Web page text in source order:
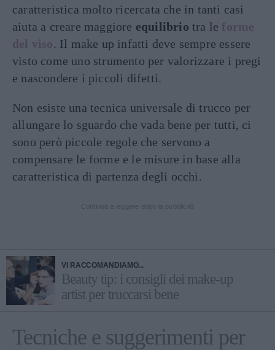
caratteristica molto ricercata che in tanti casi
aiuta a creare maggiore equilibrio tra le forme
del viso. Il make up infatti deve sempre essere
visto come uno strumento per valorizzare i pregi
e nascondere i piccoli difetti.
Non esiste una tecnica universale di trucco per
allungare lo sguardo che vada bene per tutti, ci
sono però piccole regole che servono a
compensare le forme e le misure in base alla
caratteristica di partenza degli occhi.
VI RACCOMANDIAMO...
Beauty tip: i consigli dei make-up
artist per truccarsi bene
Tecniche e suggerimenti per